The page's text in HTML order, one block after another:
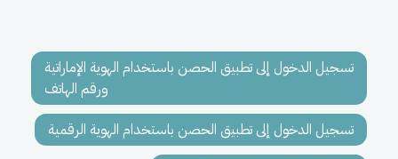
تسجيل الدخول إلى تطبيق الحصن باستخدام الهوية الإماراتية
ورقم الهاتف
تسجيل الدخول إلى تطبيق الحصن باستخدام الهوية الرقمية